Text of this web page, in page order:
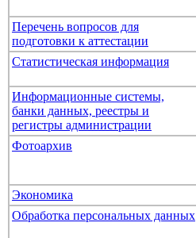
Перечень вопросов для
подготовки к аттестации
Статистическая информация
Информационные системы,
банки данных, реестры и
регистры администрации
Фотоархив
Экономика
Обработка персональных данных